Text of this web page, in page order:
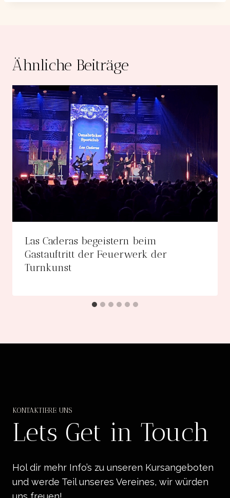
Ähnliche Beiträge
Las Caderas begeistern beim
Gastauftritt der Feuerwerk der
Turnkunst
KONTAKTIERE UNS
Lets Get in Touch
Hol dir mehr Info’s zu unseren Kursangeboten
und werde Teil unseres Vereines, wir würden